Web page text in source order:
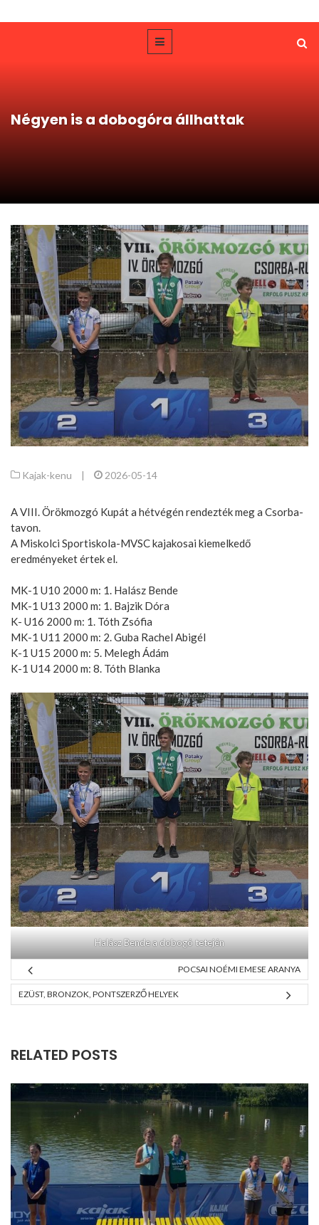
Négyen is a dobogóra állhattak
Kajak-kenu | 2026-05-14
A VIII. Örökmozgó Kupát a hétvégén rendezték meg a Csorba-
tavon.
A Miskolci Sportiskola-MVSC kajakosai kiemelkedő
eredményeket értek el.
MK-1 U10 2000 m: 1. Halász Bende
MK-1 U13 2000 m: 1. Bajzik Dóra
K- U16 2000 m: 1. Tóth Zsófia
MK-1 U11 2000 m: 2. Guba Rachel Abigél
K-1 U15 2000 m: 5. Melegh Ádám
K-1 U14 2000 m: 8. Tóth Blanka
Halász Bende a dobogó tetején
POCSAI NOÉMI EMESE ARANYA
EZÜST, BRONZOK, PONTSZERZŐ HELYEK
RELATED POSTS